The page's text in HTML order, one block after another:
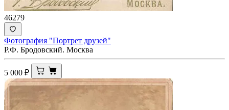
46279
Фотография "Портрет друзей"
Р.Ф. Бродовский. Москва
5 000 ₽